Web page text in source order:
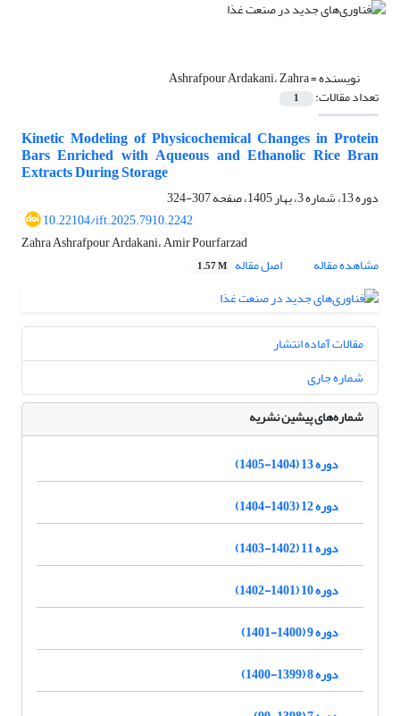
نویسنده =Ashrafpour Ardakani، Zahra
تعداد مقالات: 1
Kinetic Modeling of Physicochemical Changes in Protein
Bars Enriched with Aqueous and Ethanolic Rice Bran
Extracts During Storage
دوره 13، شماره 3، بهار 1405، صفحه
307-324
10.22104/ift.2025.7910.2242
Zahra Ashrafpour Ardakani، Amir Pourfarzad
مشاهده مقاله
اصل مقاله 1.57 M
مقالات آماده انتشار
شماره جاری
شماره‌های پیشین نشریه
دوره 13 (1404-1405)
دوره 12 (1403-1404)
دوره 11 (1402-1403)
دوره 10 (1401-1402)
دوره 9 (1400-1401)
دوره 8 (1399-1400)